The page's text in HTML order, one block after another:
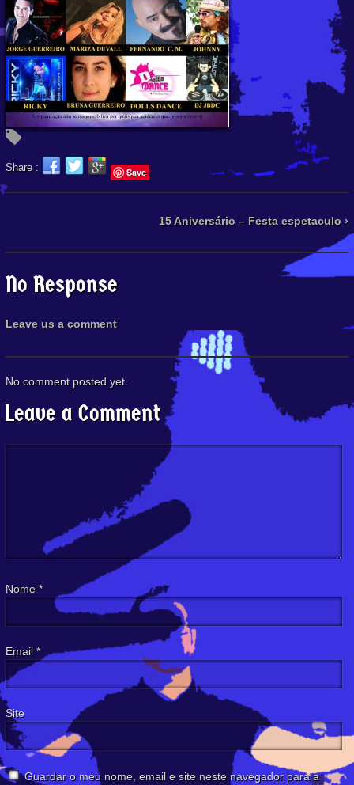
Share : Save
15 Aniversário – Festa espetaculo ›
No Response
Leave us a comment
No comment posted yet.
Leave a Comment
Nome *
Email *
Site
Guardar o meu nome, email e site neste navegador para a